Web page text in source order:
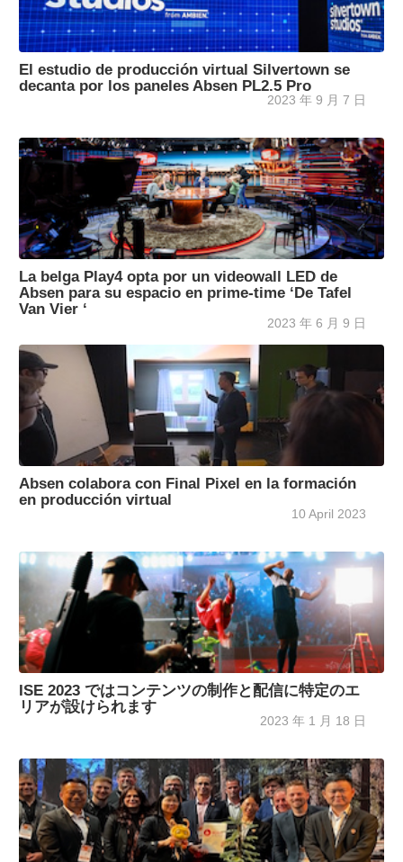
El estudio de producción virtual Silvertown se
decanta por los paneles Absen PL2.5 Pro
2023 年 9 月 7 日
La belga Play4 opta por un videowall LED de
Absen para su espacio en prime-time ‘De Tafel
Van Vier ‘
2023 年 6 月 9 日
Absen colabora con Final Pixel en la formación
en producción virtual
10 April 2023
ISE 2023 ではコンテンツの制作と配信に特定のエ
リアが設けられます
2023 年 1 月 18 日